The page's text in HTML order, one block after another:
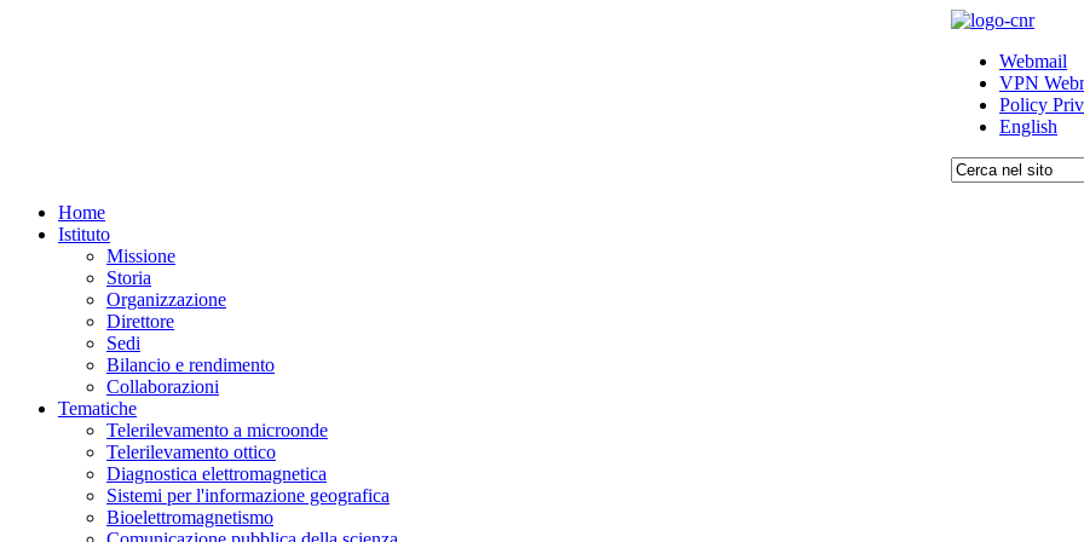
Webmail
VPN
Policy
English
Home
Istituto
Missione
Storia
Organizzazione
Direttore
Sedi
Bilancio e rendimento
Collaborazioni
Tematiche
Telerilevamento a microonde
Telerilevamento ottico
Diagnostica elettromagnetica
Sistemi per l'informazione geografica
Bioelettromagnetismo